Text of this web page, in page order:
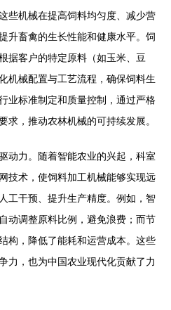
些机械在提高饲料均匀度、减少营
升畜禽的生长性能和健康水平。饲
据客户的特定原料（如玉米、豆
机械配置与工艺流程，确保饲料生
业标准制定和质量控制，通过严格
求，推动农林机械的可持续发展。
动力。随着智能农业的兴起，科室
技术，使饲料加工机械能够实现远
工干预、提升生产精度。例如，智
动调整原料比例，避免浪费；而节
构，降低了能耗和运营成本。这些
力，也为中国农业现代化贡献了力